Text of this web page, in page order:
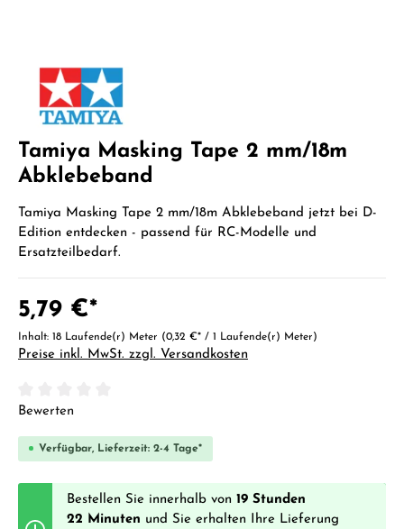
Tamiya Masking Tape 2 mm/18m
Abklebeband
Tamiya Masking Tape 2 mm/18m Abklebeband jetzt bei D-
Edition entdecken - passend für RC-Modelle und
Ersatzteilbedarf.
5,79 €*
Inhalt: 18 Laufende(r) Meter (0,32 €* / 1 Laufende(r) Meter)
Preise inkl. MwSt. zzgl. Versandkosten
Durchschnittliche Bewertung von 0 von 5 Sternen
Bewerten
Verfügbar, Lieferzeit: 2-4 Tage*
Bestellen Sie innerhalb von 19 Stunden
22 Minuten und Sie erhalten Ihre Lieferung